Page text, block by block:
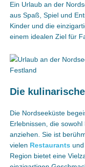
Ein Urlaub an der
aus Spaß, Spiel und
Kinder und die
einem idealen Ziel für
Die
Die Nordseeküste
Erlebnissen, die
anziehen. Sie ist
vielen Restaurants
Region bietet eine